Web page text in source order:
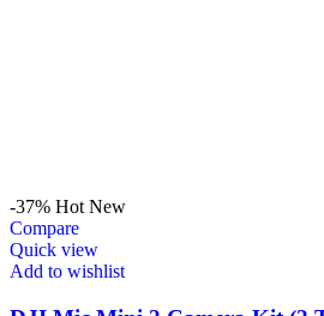
-37% Hot New
Compare
Quick view
Add to wishlist